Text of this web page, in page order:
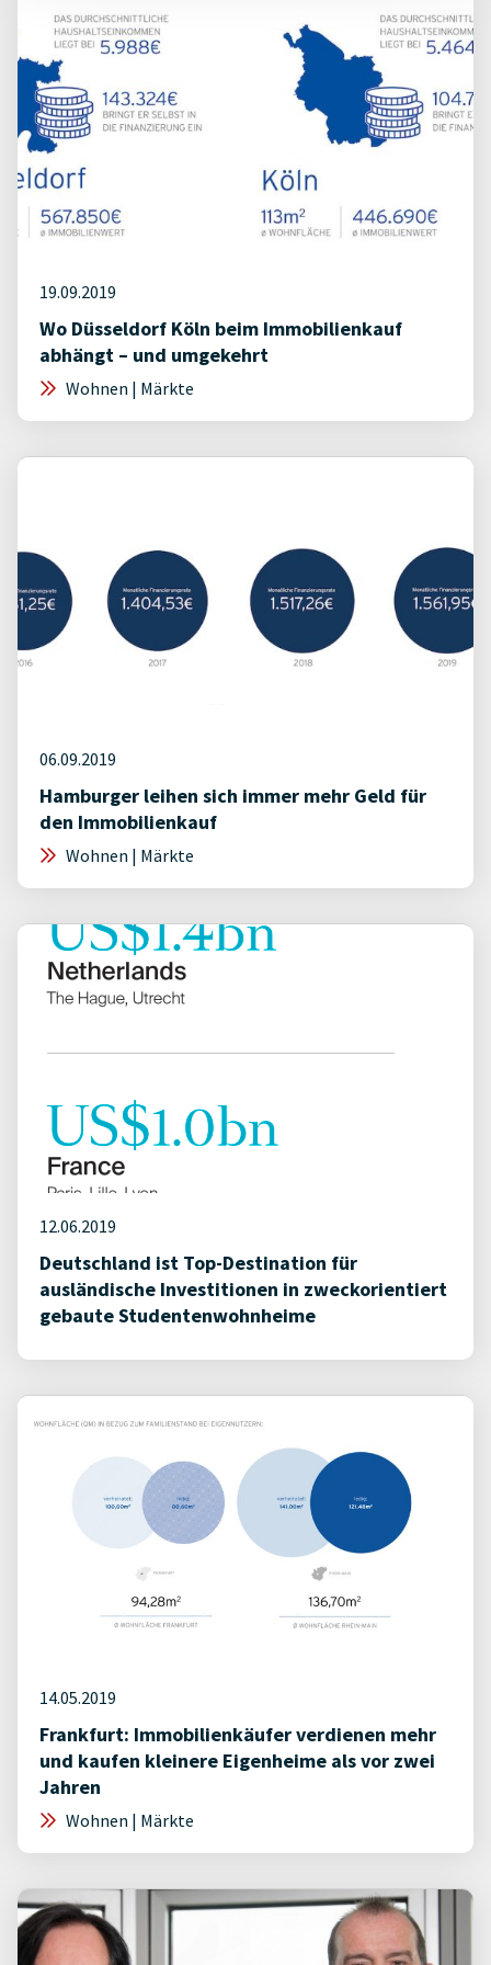
19.09.2019
Wo Düsseldorf Köln beim Immobilienkauf
abhängt – und umgekehrt
Wohnen | Märkte
06.09.2019
Hamburger leihen sich immer mehr Geld für
den Immobilienkauf
Wohnen | Märkte
12.06.2019
Deutschland ist Top-Destination für
ausländische Investitionen in zweckorientiert
gebaute Studentenwohnheime
14.05.2019
Frankfurt: Immobilienkäufer verdienen mehr
und kaufen kleinere Eigenheime als vor zwei
Jahren
Wohnen | Märkte